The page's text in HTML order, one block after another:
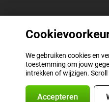
We gebruiken cookies en
toestemming om jouw
intrekken of wijzigen.
Accepteren